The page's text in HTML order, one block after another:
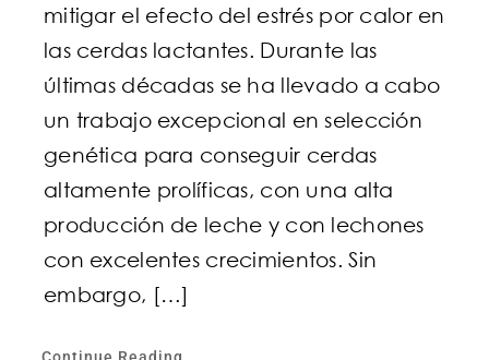
mitigar el efecto del estrés por calor en
las cerdas lactantes. Durante las
últimas décadas se ha llevado a cabo
un trabajo excepcional en selección
genética para conseguir cerdas
altamente prolíficas, con una alta
producción de leche y con lechones
con excelentes crecimientos. Sin
embargo, […]